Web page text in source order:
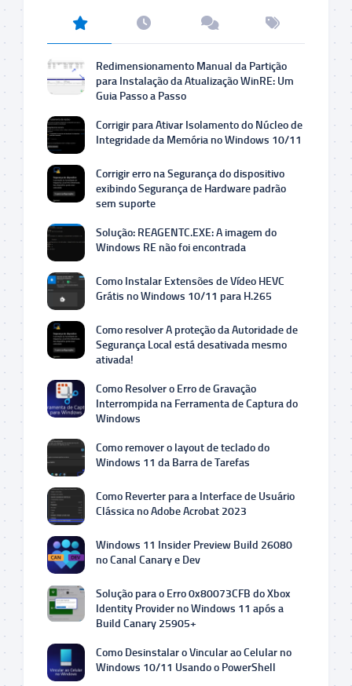
Redimensionamento Manual da Partição
para Instalação da Atualização WinRE: Um
Guia Passo a Passo
Corrigir para Ativar Isolamento do Núcleo de
Integridade da Memória no Windows 10/11
Corrigir erro na Segurança do dispositivo
exibindo Segurança de Hardware padrão
sem suporte
Solução: REAGENTC.EXE: A imagem do
Windows RE não foi encontrada
Como Instalar Extensões de Vídeo HEVC
Grátis no Windows 10/11 para H.265
Como resolver A proteção da Autoridade de
Segurança Local está desativada mesmo
ativada!
Como Resolver o Erro de Gravação
Interrompida na Ferramenta de Captura do
Windows
Como remover o layout de teclado do
Windows 11 da Barra de Tarefas
Como Reverter para a Interface de Usuário
Clássica no Adobe Acrobat 2023
Windows 11 Insider Preview Build 26080
no Canal Canary e Dev
Solução para o Erro 0x80073CFB do Xbox
Identity Provider no Windows 11 após a
Build Canary 25905+
Como Desinstalar o Vincular ao Celular no
Windows 10/11 Usando o PowerShell